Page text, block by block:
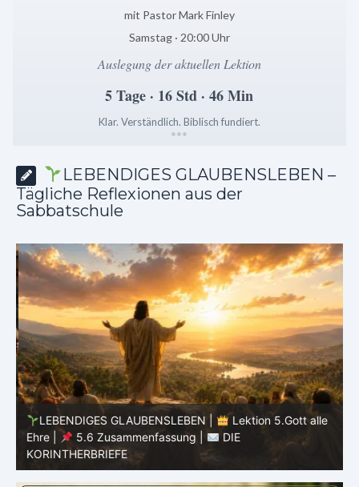
mit Pastor Mark Finley
Samstag · 20:00 Uhr
Auslegung der aktuellen Lektion
5 Tage · 16 Std · 46 Min
Klar. Verständlich. Biblisch fundiert.
***
LEBENDIGES GLAUBENSLEBEN –
Tägliche Reflexionen aus der
Sabbatschule
LEBENDIGES GLAUBENSLEBEN |
Lektion 5.Gott alle
Ehre |
5.6 Zusammenfassung |
DIE
KORINTHERBRIEFE